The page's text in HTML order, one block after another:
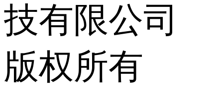
技有限公司
版权所有